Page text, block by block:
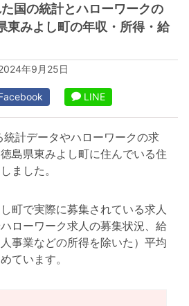
国の統計とハローワークの
東みよし町の年収・所得・給
年9月25日
LINE
計データやハローワークの求
島県東みよし町に住んでいる住
ました。
町で実際に募集されている求人
ローワーク求人の募集状況、給
事業などの所得を除いた）平均
ています。